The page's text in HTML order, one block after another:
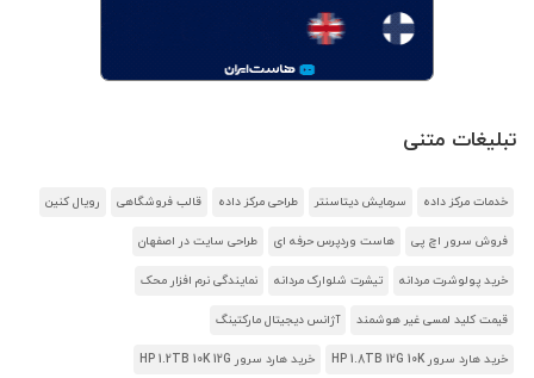
تبلیغات متنی
خدمات مرکز داده سرمایش دیتاسنتر طراحی مرکز داده قالب فروشگاهی رویال کنین
فروش سرور اچ پی هاست وردپرس حرفه ای طراحی سایت در اصفهان
خرید پولوشرت مردانه تیشرت شلوارک مردانه نمایندگی نرم افزار محک
قیمت کلید لمسی غیر هوشمند آژانس دیجیتال مارکتینگ
خرید هارد سرور HP 1.8TB 12G 10K خرید هارد سرور HP 1.2TB 10K 12G